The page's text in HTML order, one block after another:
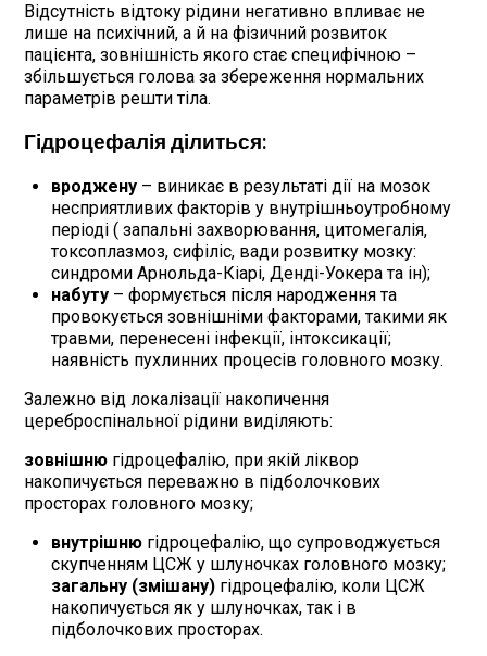
Відсутність відтоку рідини негативно впливає не
лише на психічний, а й на фізичний розвиток
пацієнта, зовнішність якого стає специфічною –
збільшується голова за збереження нормальних
параметрів решти тіла.
Гідроцефалія ділиться:
вроджену – виникає в результаті дії на мозок
несприятливих факторів у внутрішньоутробному
періоді ( запальні захворювання, цитомегалія,
токсоплазмоз, сифіліс, вади розвитку мозку:
синдроми Арнольда-Кіарі, Денді-Уокера та ін);
набуту – формується після народження та
провокується зовнішніми факторами, такими як
травми, перенесені інфекції, інтоксикації;
наявність пухлинних процесів головного мозку.
Залежно від локалізації накопичення
цереброспінальної рідини виділяють:
зовнішню гідроцефалію, при якій ліквор
накопичується переважно в підболочкових
просторах головного мозку;
внутрішню гідроцефалію, що супроводжується
скупченням ЦСЖ у шлуночках головного мозку;
загальну (змішану) гідроцефалію, коли ЦСЖ
накопичується як у шлуночках, так і в
підболочкових просторах.